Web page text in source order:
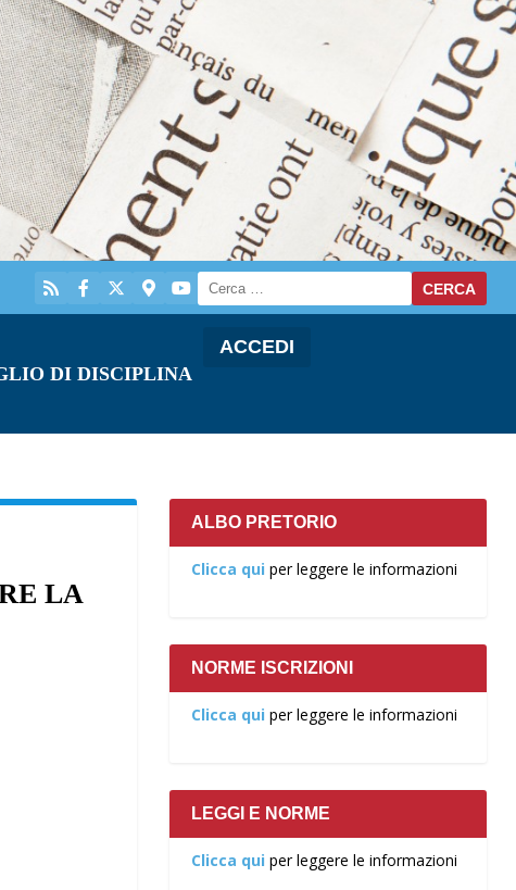
DI DISCIPLINA
ACCEDI
LA
ALBO PRETORIO
Clicca qui per leggere le informazioni
NORME ISCRIZIONI
Clicca qui per leggere le informazioni
LEGGI E NORME
Clicca qui per leggere le informazioni